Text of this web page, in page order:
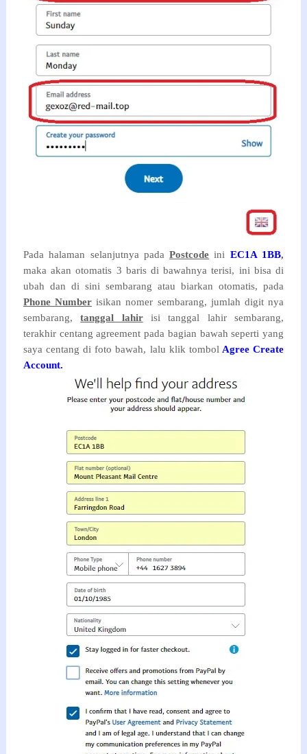
Pada halaman selanjutnya padaPostcode ini EC1A 1BB,
maka akan otomatis 3 baris di bawahnya terisi, ini bisa di
ubah dan di sini sembarang atau biarkan otomatis, pada
Phone Number isikan nomer sembarang, jumlah digit nya
sembarang,tanggal lahirisi tanggal lahir sembarang,
terakhir centang agreement pada bagian bawah seperti yang
saya centang di foto bawah, lalu klik tombol Agree Create
Account.